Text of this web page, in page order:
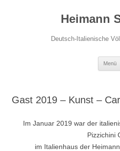
Heimann
Deutsch-Italienische
Menü
Gast 2019 – Kunst –
Im Januar 2019 war der
Pizzichini
im Italienhaus der